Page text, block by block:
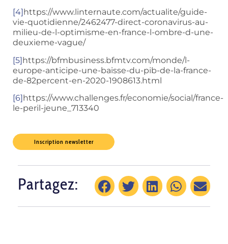
[4] https://www.linternaute.com/actualite/guide-
vie-quotidienne/2462477-direct-coronavirus-au-
milieu-de-l-optimisme-en-france-l-ombre-d-une-
deuxieme-vague/
[5]https://bfmbusiness.bfmtv.com/monde/l-
europe-anticipe-une-baisse-du-pib-de-la-france-
de-82percent-en-2020-1908613.html
[6]https://www.challenges.fr/economie/social/france-
le-peril-jeune_713340
Inscription newsletter
Partagez: